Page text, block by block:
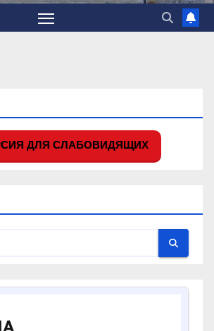
ДЛЯ СЛАБОВИДЯЩИХ